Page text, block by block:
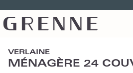
VERLAINE
MÉNAGÈRE 24